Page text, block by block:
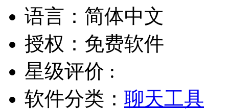
语言： 简体中文
授权： 免费软件
星级评价 :
软件分类： 聊天工具